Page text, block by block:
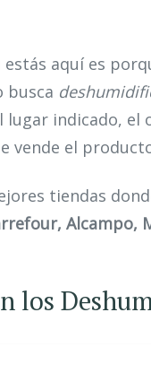
estás aquí es
busca
lugar indicado,
vende el
tiendas
Alcampo,
los